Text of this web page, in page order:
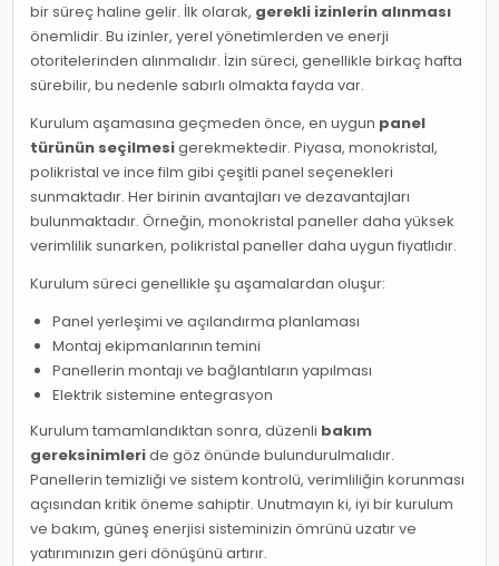
bir süreç haline gelir. İlk olarak, gerekli izinlerin alınması
önemlidir. Bu izinler, yerel yönetimlerden ve enerji
otoritelerinden alınmalıdır. İzin süreci, genellikle birkaç hafta
sürebilir, bu nedenle sabırlı olmakta fayda var.
Kurulum aşamasına geçmeden önce, en uygun panel
türünün seçilmesigerekmektedir. Piyasa, monokristal,
polikristal ve ince film gibi çeşitli panel seçenekleri
sunmaktadır. Her birinin avantajları ve dezavantajları
bulunmaktadır. Örneğin, monokristal paneller daha yüksek
verimlilik sunarken, polikristal paneller daha uygun fiyatlıdır.
Kurulum süreci genellikle şu aşamalardan oluşur:
Panel yerleşimi ve açılandırma planlaması
Montaj ekipmanlarının temini
Panellerin montajı ve bağlantıların yapılması
Elektrik sistemine entegrasyon
Kurulum tamamlandıktan sonra, düzenli bakım
gereksinimleride göz önünde bulundurulmalıdır.
Panellerin temizliği ve sistem kontrolü, verimliliğin korunması
açısından kritik öneme sahiptir. Unutmayın ki, iyi bir kurulum
ve bakım, güneş enerjisi sisteminizin ömrünü uzatır ve
yatırımınızın geri dönüşünü artırır.